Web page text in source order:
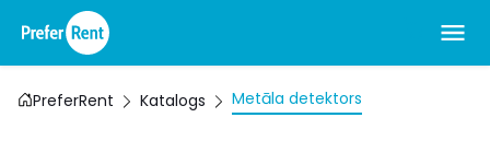
PreferRent Katalogs Metāla detektors